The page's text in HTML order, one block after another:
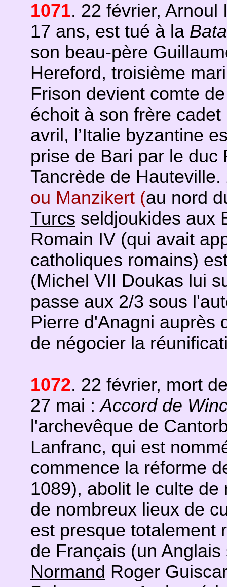
1071. 22 février,
17 ans, est tué à la
son beau-père
Hereford, troisième
Frison devient comte
échoit à son frère
avril, l’Italie byzantine
prise de Bari par le duc
Tancrède de
ou Manzikert (au nord
Turcs seldjoukides aux
Romain IV (qui avait
catholiques romains)
(Michel VII Doukas lui
passe aux 2/3 sous
Pierre d'Anagni auprès
de négocier la
1072. 22 février, mort
27 mai :Accord de
l'archevêque de
Lanfranc, qui est
commence la réforme
1089), abolit le culte
de nombreux lieux de
est presque totalement
de Français (un
Normand Roger